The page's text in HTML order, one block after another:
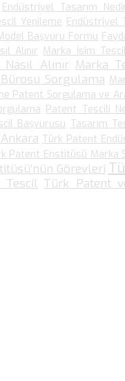
Endüstriyel Tasarım
Yenileme Endüstriyel
Başvuru Formu
Alınır Marka İsim
Alınır Marka
Sorgulama
Patent Sorgulama ve
Patent Tescili
Başvurusu Tasarım
Türk Patent
Patent Enstitüsü Marka
Görevleri
Tescil Türk Patent